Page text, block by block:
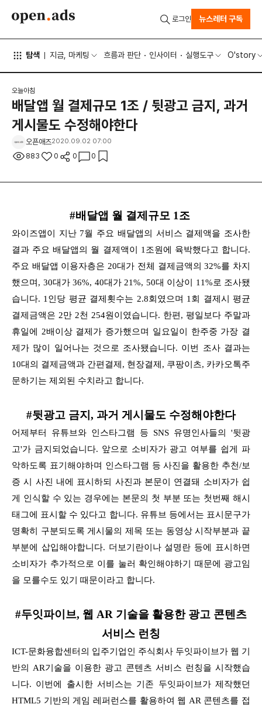
탐색 지금, 마케팅 흐름과 판단 인사이터 실행도구 O'story
로그인 뉴스레터 구독
오늘아침
배달앱 월 결제규모 1조 / 뒷광고 금지, 과거
게시물도 수정해야한다
오픈애즈2020.09.02 07:00
883 0 0 0
#배달앱 월 결제규모 1조
와이즈앱이 지난 7월 주요 배달앱의 서비스 결제액을 조사한
결과 주요 배달앱의 월 결제액이 1조원에 육박했다고 합니다.
주요 배달앱 이용자층은 20대가 전체 결제금액의 32%를 차지
했으며, 30대가 36%, 40대가 21%, 50대 이상이 11%로 조사됐
습니다. 1인당 평균 결제횟수는 2.8회였으며 1회 결제시 평균
결제금액은 2만 2천 254원이였습니다. 한편, 평일보다 주말과
휴일에 2배이상 결제가 증가했으며 일요일이 한주중 가장 결
제가 많이 일어나는 것으로 조사됐습니다. 이번 조사 결과는
10대의 결제금액과 간편결제, 현장결제, 쿠팡이츠, 카카오톡주
문하기는 제외된 수치라고 합니다.
#뒷광고 금지, 과거 게시물도 수정해야한다
어제부터 유튜브와 인스타그램 등 SNS 유명인사들의 '뒷광
고'가 금지되었습니다. 앞으로 소비자가 광고 여부를 쉽게 파
악하도록 표기해야하며 인스타그램 등 사진을 활용한 추천/보
증 시 사진 내에 표시하되 사진과 본문이 연결돼 소비자가 쉽
게 인식할 수 있는 경우에는 본문의 첫 부분 또는 첫번째 해시
태그에 표시할 수 있다고 합니다. 유튜브 등에서는 표시문구가
명확히 구분되도록 게시물의 제목 또는 동영상 시작부분과 끝
부분에 삽입해야합니다. 더보기란이나 설명란 등에 표시하면
소비자가 추가적으로 이를 눌러 확인해야하기 때문에 광고임
을 모를수도 있기 때문이라고 합니다.
#두잇파이브, 웹 AR 기술을 활용한 광고 콘텐츠
서비스 런칭
ICT-문화융합센터의 입주기업인 주식회사 두잇파이브가 웹 기
반의 AR기술을 이용한 광고 콘텐츠 서비스 런칭을 시작했습
니다. 이번에 출시한 서비스는 기존 두잇파이브가 제작했던
HTML5 기반의 게임 레퍼런스를 활용하여 웹 AR 콘텐츠를 접